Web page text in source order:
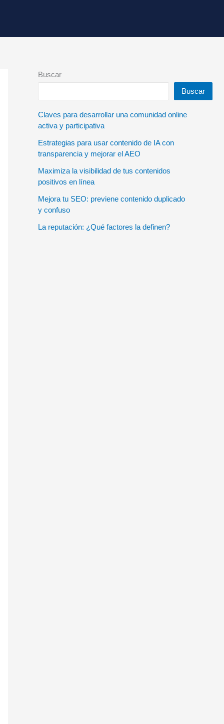
Buscar
Buscar
Claves para desarrollar una comunidad online
activa y participativa
Estrategias para usar contenido de IA con
transparencia y mejorar el AEO
Maximiza la visibilidad de tus contenidos
positivos en línea
Mejora tu SEO: previene contenido duplicado
y confuso
La reputación: ¿Qué factores la definen?